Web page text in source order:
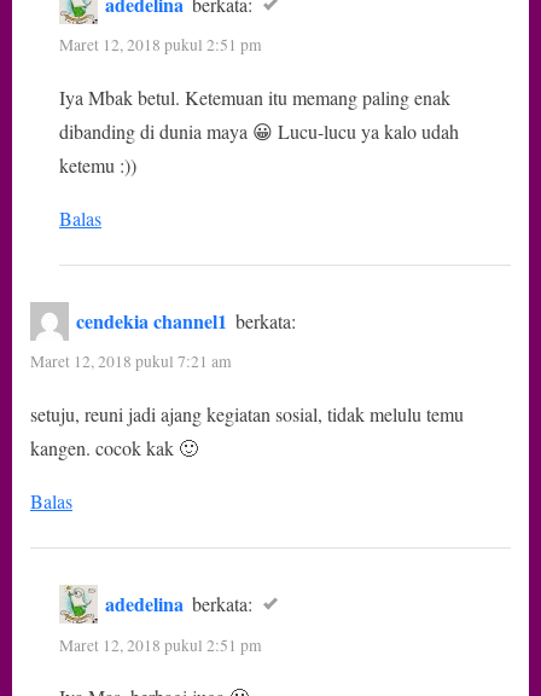
Maret 12, 2018 pukul 2:51 pm
Iya Mbak betul. Ketemuan itu memang paling enak
dibanding di dunia maya 😀 Lucu-lucu ya kalo udah
ketemu :))
Balas
cendekia channel1 berkata:
Maret 12, 2018 pukul 7:21 am
setuju, reuni jadi ajang kegiatan sosial, tidak melulu temu
kangen. cocok kak 🙂
Balas
adedelina berkata:
Maret 12, 2018 pukul 2:51 pm